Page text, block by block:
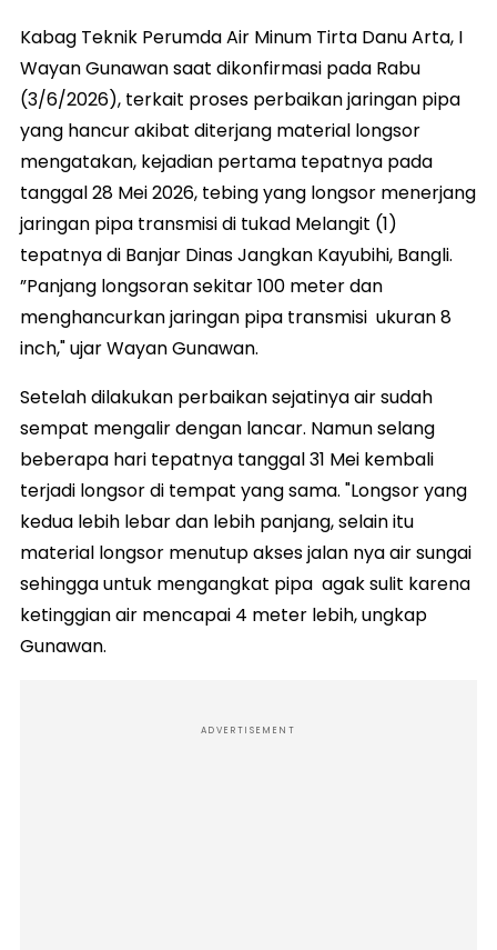
Kabag Teknik Perumda Air Minum Tirta Danu Arta, I
Wayan Gunawan saat dikonfirmasi pada Rabu
(3/6/2026), terkait proses perbaikan jaringan pipa
yang hancur akibat diterjang material longsor
mengatakan, kejadian pertama tepatnya pada
tanggal 28 Mei 2026, tebing yang longsor menerjang
jaringan pipa transmisi di tukad Melangit (1)
tepatnya di Banjar Dinas Jangkan Kayubihi, Bangli.
”Panjang longsoran sekitar 100 meter dan
menghancurkan jaringan pipa transmisi ukuran 8
inch," ujar Wayan Gunawan.
Setelah dilakukan perbaikan sejatinya air sudah
sempat mengalir dengan lancar. Namun selang
beberapa hari tepatnya tanggal 31 Mei kembali
terjadi longsor di tempat yang sama. "Longsor yang
kedua lebih lebar dan lebih panjang, selain itu
material longsor menutup akses jalan nya air sungai
sehingga untuk mengangkat pipa agak sulit karena
ketinggian air mencapai 4 meter lebih, ungkap
Gunawan.
ADVERTISEMENT